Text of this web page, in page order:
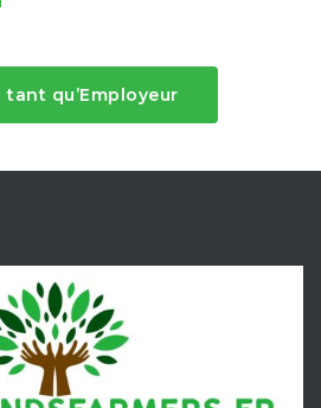
qu’Employeur